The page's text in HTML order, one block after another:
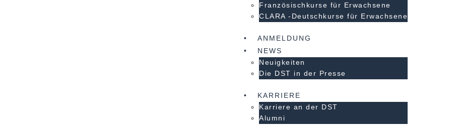
Französischkurse für Erwachsene
CLARA -Deutschkurse für Erwachsene
ANMELDUNG
NEWS
Neuigkeiten
Die DST in der Presse
KARRIERE
Karriere an der DST
Alumni